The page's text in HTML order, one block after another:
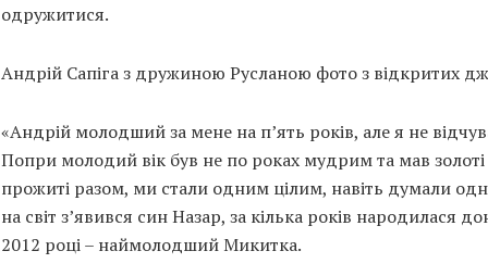
одружитися.
Андрій Сапіга з дружиною Русланою фото з відкритих
«Андрій молодший за мене на п’ять років, але я не
Попри молодий вік був не по роках мудрим та мав
прожиті разом, ми стали одним цілим, навіть думали
на світ з’явився син Назар, за кілька років народилася
2012 році – наймолодший Микитка.